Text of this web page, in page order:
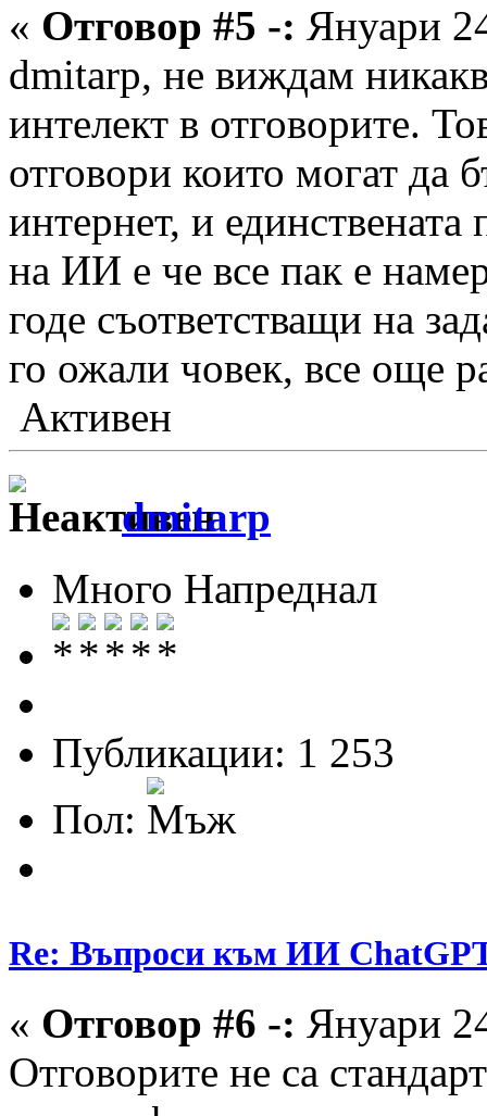
« Отговор #5 -: Януари
dmitarp, не виждам
интелект в отговорите.
отговори които могат да
интернет, и единствената
на ИИ е че все пак е
годе съответстващи на
го ожали човек, все още
Активен
dmitarp
Много Напреднал
Публикации: 1 253
Пол:
Re: Въпроси към ИИ
« Отговор #6 -: Януари
Отговорите не са